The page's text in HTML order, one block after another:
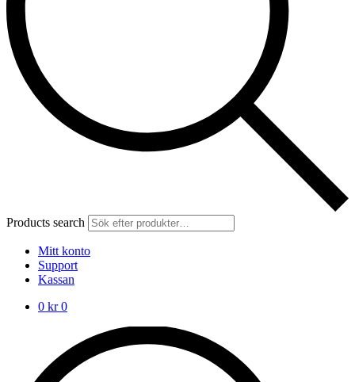
Products search
Mitt konto
Support
Kassan
0 kr 0